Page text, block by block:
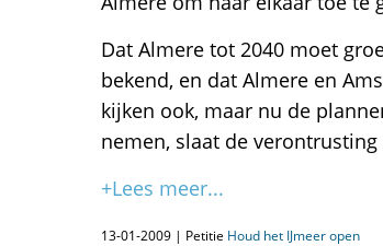
Dat Almere tot 2040 moet
bekend, en dat Almere en
kijken ook, maar nu de
nemen, slaat de verontrusting
+Lees meer...
13-01-2009 | Petitie Houd het IJmeer open